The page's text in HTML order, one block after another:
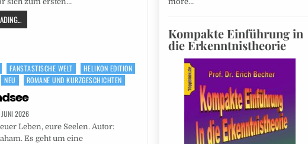
FANSTASTISCHE WELT
HELIKON EDITION
NEU ROMANE UND KURZGESCHICHTEN
JUNI 2026
Leben, eure Seelen. Autor:
Es geht um eine
Kompakte Einführung in
die Erkenntnistheorie